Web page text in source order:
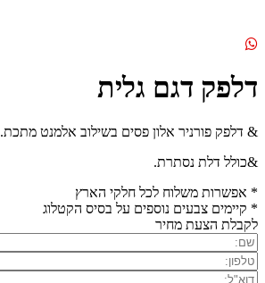
דלפק דגם גלית
& דלפק פורניר אלון פסים בשילוב אלמנט מתכת.
&כולל דלת נסתרת.
* אפשרות משלוח לכל חלקי הארץ
* קיימים צבעים נוספים על בסיס הקטלוג
לקבלת הצעת מחיר